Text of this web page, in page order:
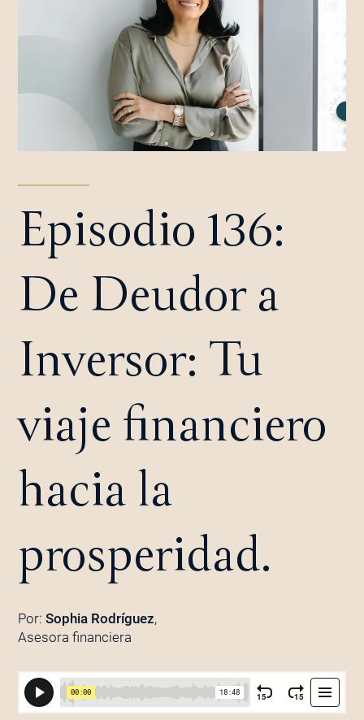
Episodio 136:
De Deudor a
Inversor: Tu
viaje financiero
hacia la
prosperidad.
Por: Sophia Rodríguez,
Asesora financiera